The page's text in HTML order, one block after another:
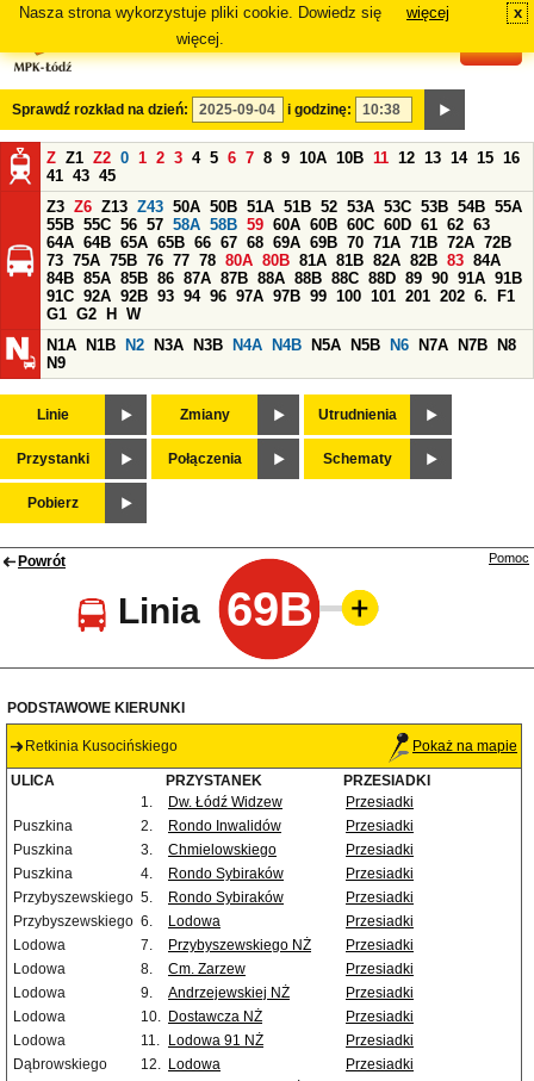
Nasza strona wykorzystuje pliki cookie. Dowiedz się
więcej.
więcej x
Sprawdź rozkład na dzień: i godzinę:
Z Z1 Z2 0 1 2 3 4 5 6 7 8 9 10A 10B 11 12 13 14 15 16
41 43 45
Z3 Z6 Z13 Z43 50A 50B 51A 51B 52 53A 53C 53B 54B 55A
55B 55C 56 57 58A 58B 59 60A 60B 60C 60D 61 62 63
64A 64B 65A 65B 66 67 68 69A 69B 70 71A 71B 72A 72B
73 75A 75B 76 77 78 80A 80B 81A 81B 82A 82B 83 84A
84B 85A 85B 86 87A 87B 88A 88B 88C 88D 89 90 91A 91B
91C 92A 92B 93 94 96 97A 97B 99 100 101 201 202 6.
F1
G1 G2 H
W
N1A
N1B N2 N3A N3B N4A N4B N5A N5B N6 N7A N7B
N8
N9
Linie Zmiany Utrudnienia
Przystanki Połączenia Schematy
Pobierz
Powrót
Linia 69B
Pomoc
PODSTAWOWE KIERUNKI
Retkinia Kusocińskiego Pokaż na mapie
ULICA PRZYSTANEK
PRZESIADKI
1.
Dw. Łódź Widzew
Przesiadki
Puszkina
2. Rondo Inwalidów
Przesiadki
Puszkina
3. Chmielowskiego
Przesiadki
Puszkina
4. Rondo Sybiraków
Przesiadki
Przybyszewskiego 5. Rondo Sybiraków
Przesiadki
Przybyszewskiego 6. Lodowa
Przesiadki
Lodowa
7. Przybyszewskiego NŻ
Przesiadki
Lodowa
8. Cm. Zarzew
Przesiadki
Lodowa
9. Andrzejewskiej NŻ
Przesiadki
Lodowa
10. Dostawcza NŻ
Przesiadki
Lodowa
11. Lodowa 91 NŻ
Przesiadki
Dąbrowskiego
12. Lodowa
Przesiadki